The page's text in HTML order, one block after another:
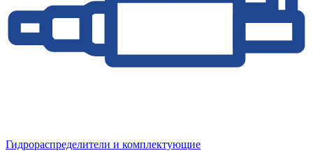
Гидрораспределители и комплектующие